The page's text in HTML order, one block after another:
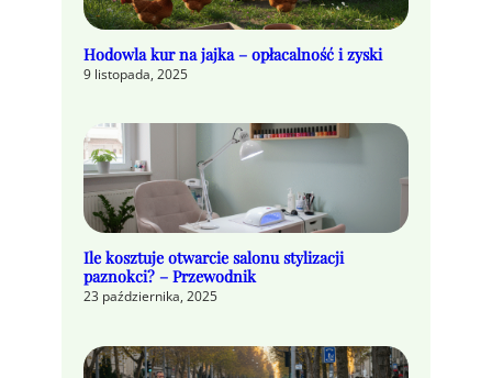
Hodowla kur na jajka – opłacalność i zyski
9 listopada, 2025
Ile kosztuje otwarcie salonu stylizacji
paznokci? – Przewodnik
23 października, 2025